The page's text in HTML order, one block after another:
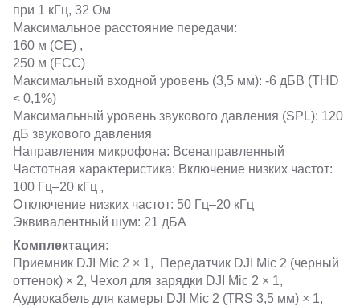
при 1 кГц, 32 Ом
Максимальное расстояние передачи:
160 м (CE) ,
250 м (FCC)
Максимальный входной уровень (3,5 мм): -6 дБВ (THD
< 0,1%)
Максимальный уровень звукового давления (SPL): 120
дБ звукового давления
Направления микрофона: Всенаправленный
Частотная характеристика: Включение низких частот:
100 Гц–20 кГц ,
Отключение низких частот: 50 Гц–20 кГц
Эквивалентный шум: 21 дБА
Комплектация:
Приемник DJI Mic 2 × 1, Передатчик DJI Mic 2 (черный
оттенок) × 2, Чехол для зарядки DJI Mic 2 × 1,
Аудиокабель для камеры DJI Mic 2 (TRS 3,5 мм) × 1,